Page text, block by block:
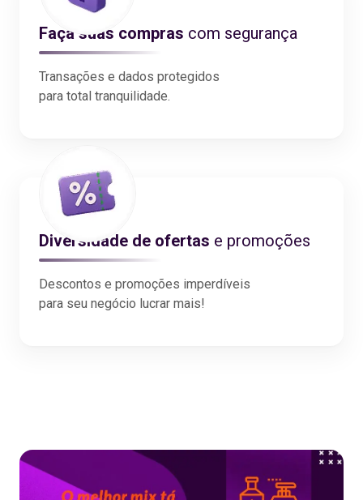
Faça suas compras com segurança
Transações e dados protegidos
para total tranquilidade.
Diversidade de ofertas e promoções
Descontos e promoções imperdíveis
para seu negócio lucrar mais!